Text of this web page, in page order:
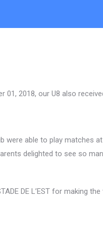
01, 2018, our U8 also
were able to play matches
delighted to see so
DE L’EST for making